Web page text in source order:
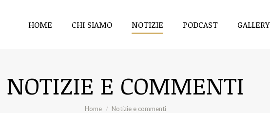
HOME CHI SIAMO NOTIZIE PODCAST GALLERY
NOTIZIE E COMMENTI
Tu sei qui:
Home Notizie e commenti